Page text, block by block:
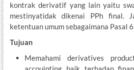
kontrak derivatif yang lain yaitu
mestinyatidak dikenai PPh final.
ketentuan umum sebagaimana Pasal
Tujuan
Memahami derivatives